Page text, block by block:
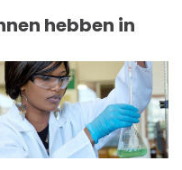
hebben in